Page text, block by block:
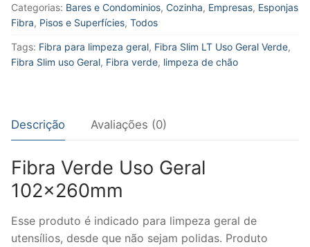
Uso
Geral
Verde
102x260mm
Categorias: Bares e Condominios, Cozinha, Empresas, Esponjas
Fibra, Pisos e Superfícies, Todos
Tags: Fibra para limpeza geral, Fibra Slim LT Uso Geral Verde,
Fibra Slim uso Geral, Fibra verde, limpeza de chão
Descrição Avaliações (0)
Fibra Verde Uso Geral
102x260mm
Esse produto é indicado para limpeza geral de
utensílios, desde que não sejam polidas. Produto